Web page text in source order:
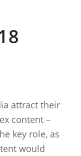
attract their
content –
key role, as
would